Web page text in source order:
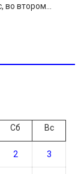
втором...
Сб Вс
2 3